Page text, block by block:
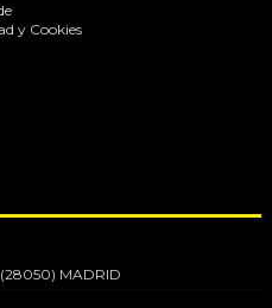
y Cookies
MADRID